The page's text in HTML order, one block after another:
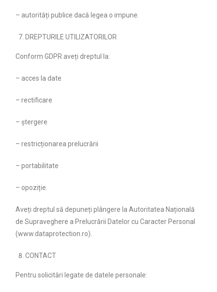
– autorități publice dacă legea o impune.
DREPTURILE UTILIZATORILOR
Conform GDPR aveți dreptul la:
– acces la date
– rectificare
– ștergere
– restricționarea prelucrării
– portabilitate
– opoziție.
Aveți dreptul să depuneți plângere la Autoritatea Națională
de Supraveghere a Prelucrării Datelor cu Caracter Personal
(www.dataprotection.ro).
CONTACT
Pentru solicitări legate de datele personale: